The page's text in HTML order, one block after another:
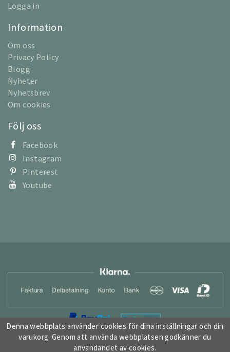
Logga in
Information
Om oss
Privacy Policy
Blogg
Nyheter
Nyhetsbrev
Om cookies
Följ oss
Facebook
Instagram
Pinterest
Youtube
Denna webbplats använder cookies för dina inställningar och din
varukorg. Genom att använda webbplatsen godkänner du
användandet av cookies.